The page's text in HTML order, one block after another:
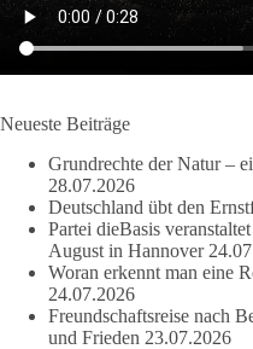
DieBasis
❌ Kleine Parteien ausgesperrt:
🗳 Bei der Bundestagswahl 2025
gültige Zweitstimmen bei der
siebte.
Neueste Beiträge
Grundrechte der Natur –
28.07.2026
Deutschland übt den
Partei dieBasis
August in Hannover
Woran erkennt man eine
24.07.2026
Freundschaftsreise nach
und Frieden 23.07.2026